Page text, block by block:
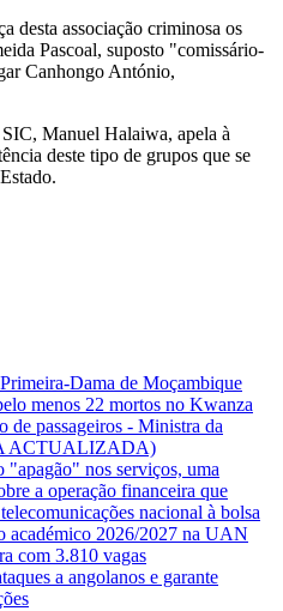
desta associação criminosa os
Pascoal, suposto "comissário-
Canhongo António,
Manuel Halaiwa, apela à
deste tipo de grupos que se
Dama de Moçambique
menos 22 mortos no Kwanza
de passageiros - Ministra da
ACTUALIZADA)
nos serviços, uma
a operação financeira que
nacional à bolsa
académico 2026/2027 na UAN
com 3.810 vagas
a angolanos e garante